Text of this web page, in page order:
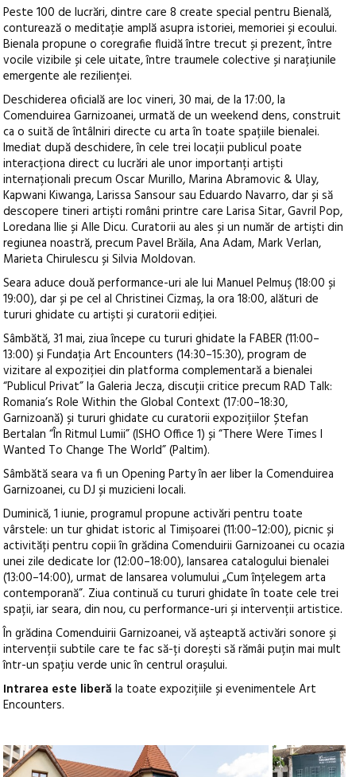
Peste 100 de lucrări, dintre care 8 create special pentru Bienală,
conturează o meditație amplă asupra istoriei, memoriei și ecoului.
Bienala propune o coregrafie fluidă între trecut și prezent, între
vocile vizibile și cele uitate, între traumele colective și narațiunile
emergente ale rezilienței.
Deschiderea oficială are loc vineri, 30 mai, de la 17:00, la
Comenduirea Garnizoanei, urmată de un weekend dens, construit
ca o suită de întâlniri directe cu arta în toate spațiile bienalei. ​​
Imediat după deschidere, în cele trei locații publicul poate
interacționa direct cu lucrări ale unor importanți artiști
internaționali precum Oscar Murillo, Marina Abramovic & Ulay,
Kapwani Kiwanga, Larissa Sansour sau Eduardo Navarro, dar și să
descopere tineri artiști români printre care Larisa Sitar, Gavril Pop,
Loredana Ilie și Alle Dicu. Curatorii au ales și un număr de artiști din
regiunea noastră, precum Pavel Brăila, Ana Adam, Mark Verlan,
Marieta Chirulescu și Silvia Moldovan.
Seara aduce două performance-uri ale lui Manuel Pelmuș (18:00 și
19:00), dar și pe cel al Christinei Cizmaș, la ora 18:00, alături de
tururi ghidate cu artiști și curatorii ediției.
Sâmbătă, 31 mai, ziua începe cu tururi ghidate la FABER (11:00–
13:00) și Fundația Art Encounters (14:30–15:30), program de
vizitare al expoziției din platforma complementară a bienalei
“Publicul Privat” la Galeria Jecza, discuții critice precum RAD Talk:
Romania’s Role Within the Global Context (17:00–18:30,
Garnizoană) și tururi ghidate cu curatorii expozițiilor Ștefan
Bertalan “În Ritmul Lumii” (ISHO Office 1) și “There Were Times I
Wanted To Change The World” (Paltim).
Sâmbătă seara va fi un Opening Party în aer liber la Comenduirea
Garnizoanei, cu DJ și muzicieni locali.
Duminică, 1 iunie, programul propune activări pentru toate
vârstele: un tur ghidat istoric al Timișoarei (11:00–12:00), picnic și
activități pentru copii în grădina Comenduirii Garnizoanei cu ocazia
unei zile dedicate lor (12:00–18:00), lansarea catalogului bienalei
(13:00–14:00), urmat de lansarea volumului „Cum înțelegem arta
contemporană”. Ziua continuă cu tururi ghidate în toate cele trei
spații, iar seara, din nou, cu performance-uri și intervenții artistice.
În grădina Comenduirii Garnizoanei, vă așteaptă activări sonore și
intervenții subtile care te fac să-ți dorești să rămâi puțin mai mult
într-un spațiu verde unic în centrul orașului.
Intrarea este liberă la toate expozițiile și evenimentele Art
Encounters.